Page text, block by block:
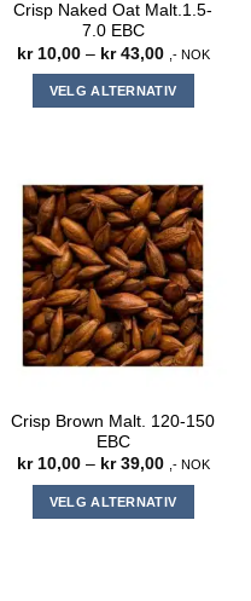
Crisp Naked Oat Malt.1.5-
7.0 EBC
kr10,00 – kr43,00
kr 10,00
til
kr 43,00
,- NOK
VELG ALTERNATIV
flere
varianter.
Alternativene
kan
velges
på
produktsiden
Crisp Brown Malt. 120-150
EBC
kr10,00 – kr39,00
til
kr 39,00
,- NOK
VELG ALTERNATIV